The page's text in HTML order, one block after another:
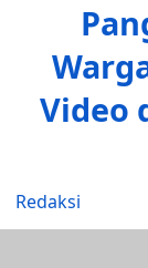
Video
Redaksi